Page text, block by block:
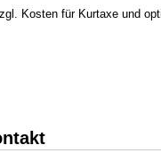
Kosten für Kurtaxe und